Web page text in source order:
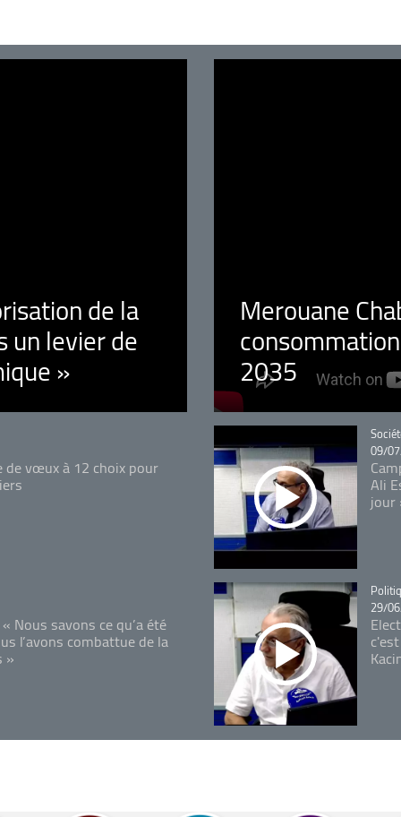
de la
un levier de
»
Merouane
2035
de vœux à 12 choix pour
09/
Ali
jour
Nous savons ce qu’a été
l’avons combattue de la
»
29/